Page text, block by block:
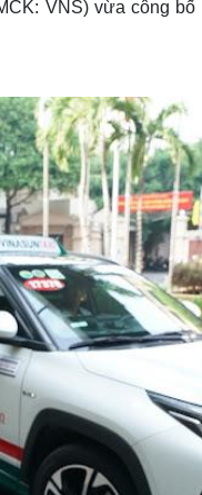
VNS) vừa công bố